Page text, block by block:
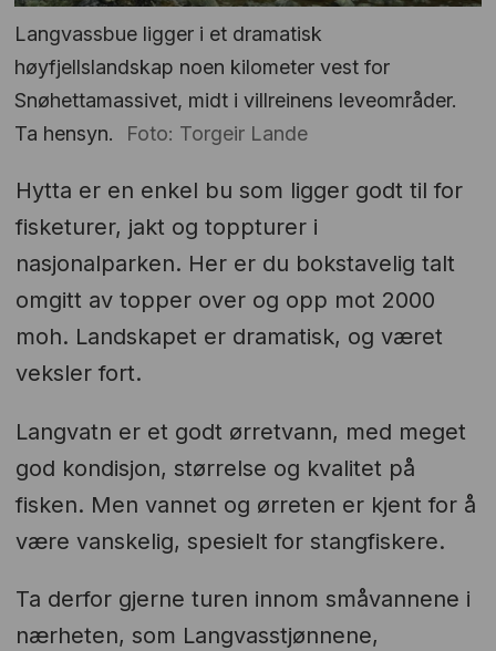
Langvassbue ligger i et dramatisk
høyfjellslandskap noen kilometer vest for
Snøhettamassivet, midt i villreinens leveområder.
Ta hensyn.
Foto: Torgeir Lande
Hytta er en enkel bu som ligger godt til for
fisketurer, jakt og toppturer i
nasjonalparken. Her er du bokstavelig talt
omgitt av topper over og opp mot 2000
moh. Landskapet er dramatisk, og været
veksler fort.
Langvatn er et godt ørretvann, med meget
god kondisjon, størrelse og kvalitet på
fisken. Men vannet og ørreten er kjent for å
være vanskelig, spesielt for stangfiskere.
Ta derfor gjerne turen innom småvannene i
nærheten, som Langvasstjønnene,